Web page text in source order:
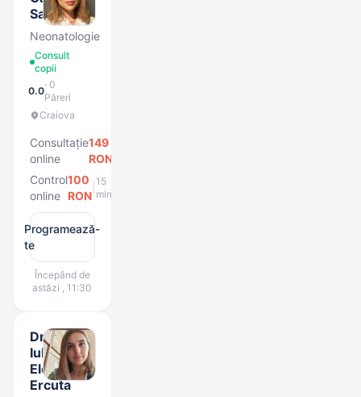
Safta
Neonatologie
Consult
copii
0.0
· 0
Păreri
Craiova
Consultație
online
149
RON
Control
online
100
RON
15
min
Programează-
te
Începând de
astăzi , 11:30
Dr.
Iulia
Elena
Ercuta